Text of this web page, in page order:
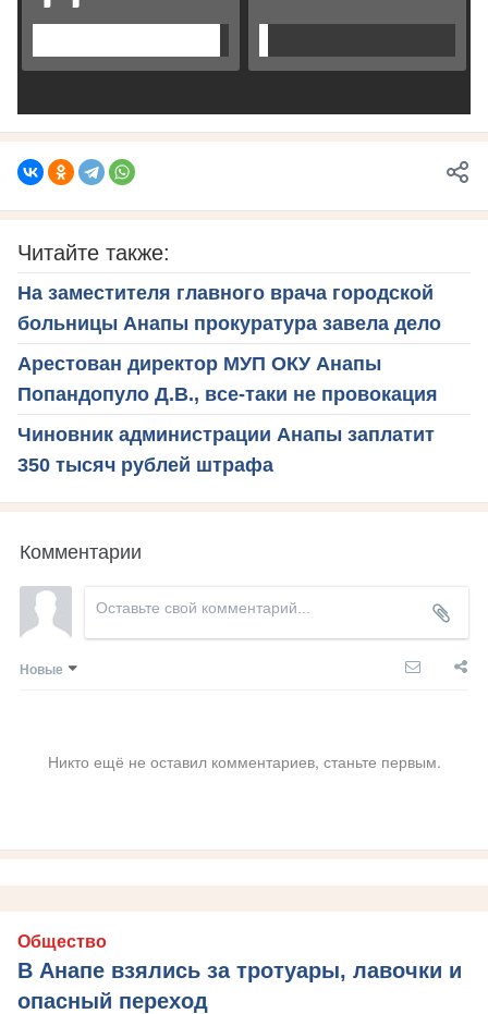
Читайте также:
На заместителя главного врача городской
больницы Анапы прокуратура завела дело
Арестован директор МУП ОКУ Анапы
Попандопуло Д.В., все-таки не провокация
Чиновник администрации Анапы заплатит
350 тысяч рублей штрафа
Комментарии
Новые
Никто ещё не оставил комментариев, станьте первым.
Общество
В Анапе взялись за тротуары, лавочки и
опасный переход